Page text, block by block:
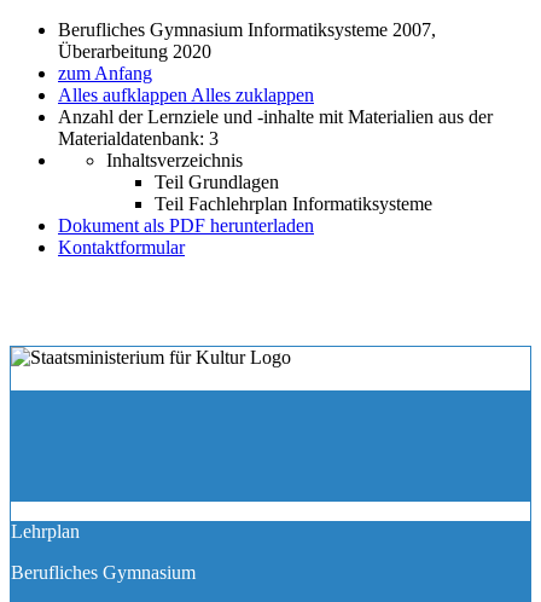
Berufliches Gymnasium Informatiksysteme 2007,
Überarbeitung 2020
zum Anfang
Alles aufklappen Alles zuklappen
Anzahl der Lernziele und -inhalte mit Materialien aus der
Materialdatenbank: 3
Inhaltsverzeichnis
Teil Grundlagen
Teil Fachlehrplan Informatiksysteme
Dokument als PDF herunterladen
Kontaktformular
Lehrplan
Berufliches Gymnasium